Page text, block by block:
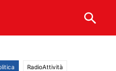
RadioAttività